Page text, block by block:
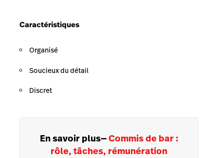
Caractéristiques
Organisé
Soucieux du détail
Discret
En savoir plus—Commis de bar :
rôle, tâches, rémunération